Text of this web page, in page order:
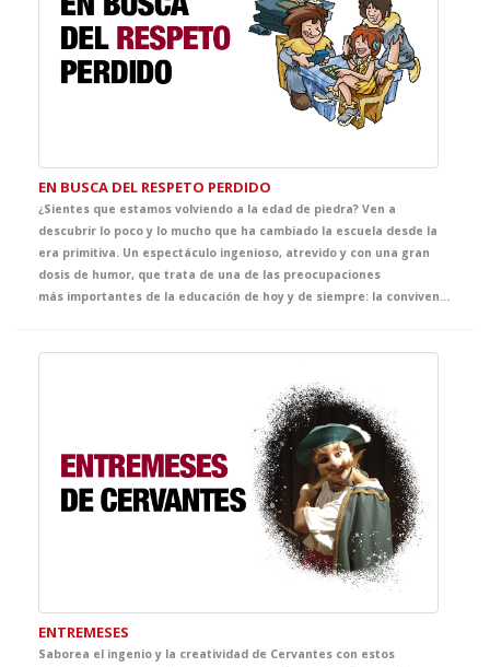
EN BUSCA DEL RESPETO PERDIDO
¿Sientes que estamos volviendo a la edad de piedra? Ven a
descubrir lo poco y lo mucho que ha cambiado la escuela desde la
era primitiva. Un espectáculo ingenioso, atrevido y con una gran
dosis de humor, que trata de una de las preocupaciones
ENTREMESES
Saborea el ingenio y la creatividad de Cervantes con estos